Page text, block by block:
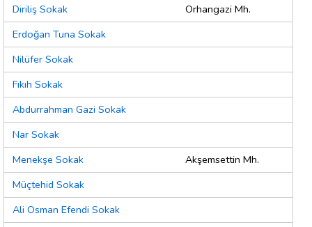
Diriliş Sokak
Orhangazi Mh.
Erdoğan Tuna Sokak
Nilüfer Sokak
Fıkıh Sokak
Abdurrahman Gazi Sokak
Nar Sokak
Menekşe Sokak
Akşemsettin Mh.
Müçtehid Sokak
Ali Osman Efendi Sokak